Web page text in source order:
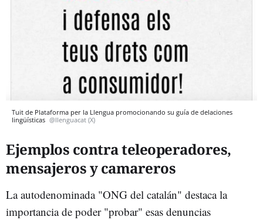
Tuit de Plataforma per la Llengua promocionando su guía de delaciones
lingüísticas @llenguacat (X)
Ejemplos contra teleoperadores,
mensajeros y camareros
La autodenominada "ONG del catalán" destaca la
importancia de poder "probar" esas denuncias